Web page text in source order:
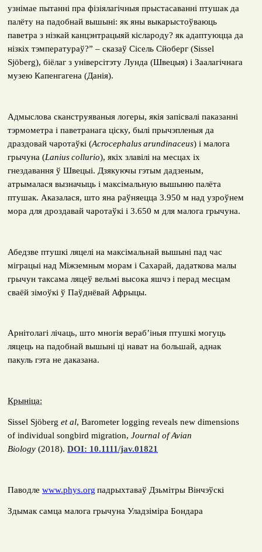
узнімае пытанні пра фізіялагічныя прыстасаванні птушак да
палёту на падобнай вышыні: як яны выкарыстоўваюць
паветра з нізкай канцэнтрацыяй кіслароду? як адаптуюцца да
нізкіх тэмператураў?” – сказаў Сісель Сйоберг (Sissel
Sjöberg), біёлаг з універсітэту Лунда (Швецыя) і Заалагічнага
музею Капенгагена (Данія).
Адмыслова сканструяваныя логеры, якія запісвалі паказанні
тэрмометра і паветранага ціску, былі прычэпленыя да
драздовай чаротаўкі (Acrocephalusarundinaceus) і малога
грычуна (Laniuscollurio), якіх злавілі на месцах іх
гнездавання ў Швецыі. Дзякуючы гэтым дадзеным,
атрымалася вызначыць і максімальную вышыню палёта
птушак. Аказалася, што яна раўняецца 3.950 м над узроўнем
мора для дроздавай чаротаўкі і 3.650 м для малога грычуна.
Абедзве птушкі ляцелі на максімальнай вышыні пад час
міграцыі над Міжземным морам і Сахарай, дадаткова малы
грычун таксама ляцеў вельмі высока яшчэ і перад месцам
сваёй зімоўкі ў Паўднёвай Афрыцы.
Арнітолагі лічаць, што многія вераб’іныя птушкі могуць
ляцець на падобнай вышыні ці нават на большай, аднак
пакуль гэта не даказана.
Крыніца:
Sissel Sjöberg et al, Barometer logging reveals new dimensions
of individual songbird migration, Journal of Avian
Biology(2018). DOI: 10.1111/jav.01821
Паводле www.phys.org падрыхтаваў Дзьмітры Вінчэўскі
Здымак самца малога грычуна Уладзіміра Бондара